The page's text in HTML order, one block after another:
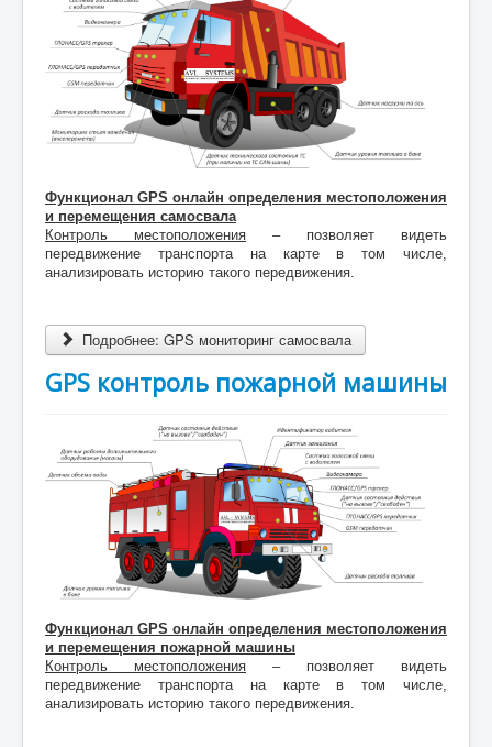
Функционал GPS онлайн определения местоположения
и перемещения самосвала
Контроль местоположения – позволяет видеть
передвижение транспорта на карте в том числе,
анализировать историю такого передвижения.
Подробнее: GPS мониторинг самосвала
GPS контроль пожарной машины
Функционал GPS онлайн определения местоположения
и перемещения пожарной машины
Контроль местоположения – позволяет видеть
передвижение транспорта на карте в том числе,
анализировать историю такого передвижения.